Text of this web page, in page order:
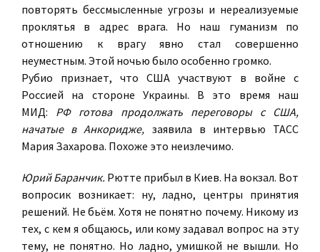
повторять бессмысленные угрозы и нереализуемые
проклятья в адрес врага. Но наш гуманизм по
отношению к врагу явно стал совершенно
неуместным. Этой ночью было особенно громко.
Рубио признает, что США участвуют в войне с
Россией на стороне Украины. В это время наш
МИД: РФ готова продолжать переговоры с США,
начатые в Анкоридже, заявила в интервью ТАСС
Мария Захарова. Похоже это неизлечимо.
Юрий Баранчик. Рютте прибыл в Киев. На вокзал. Вот
вопросик возникает: ну, ладно, центры принятия
решений. Не бьём. Хотя не понятно почему. Никому из
тех, с кем я общаюсь, или кому задавал вопрос на эту
тему, не понятно. Но ладно, умишкой не вышли. Но